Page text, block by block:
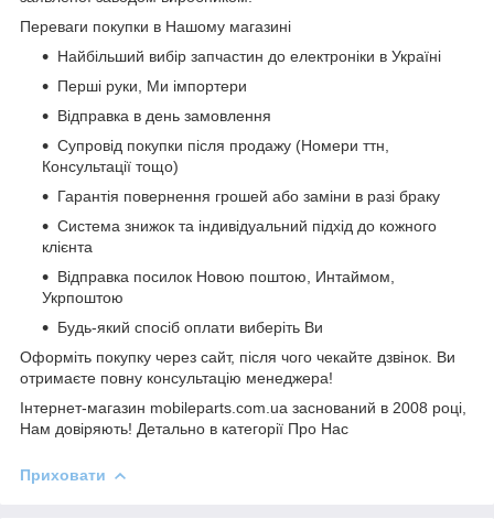
Переваги покупки в Нашому магазині
Найбільший вибір запчастин до електроніки в Україні
Перші руки, Ми імпортери
Відправка в день замовлення
Супровід покупки після продажу (Номери ттн,
Консультації тощо)
Гарантія повернення грошей або заміни в разі браку
Система знижок та індивідуальний підхід до кожного
клієнта
Відправка посилок Новою поштою, Интаймом,
Укрпоштою
Будь-який спосіб оплати виберіть Ви
Оформіть покупку через сайт, після чого чекайте дзвінок. Ви
отримаєте повну консультацію менеджера!
Інтернет-магазин mobileparts.com.ua заснований в 2008 році,
Нам довіряють! Детально в категорії Про Нас
Приховати